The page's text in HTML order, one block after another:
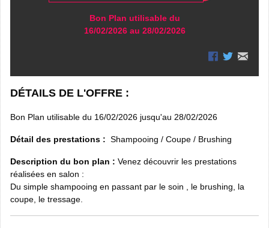
Bon Plan utilisable du
16/02/2026 au 28/02/2026
DÉTAILS DE L'OFFRE :
Bon Plan utilisable du 16/02/2026 jusqu'au 28/02/2026
Détail des prestations : Shampooing / Coupe / Brushing
Description du bon plan : Venez découvrir les prestations
réalisées en salon :
Du simple shampooing en passant par le soin , le brushing, la
coupe, le tressage.